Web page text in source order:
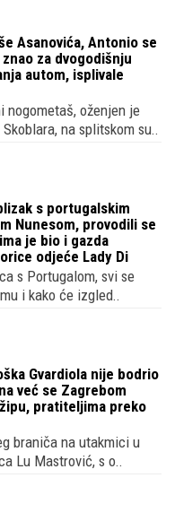
Asanovića, Antonio se
za dvogodišnju
autom, isplivale
nogometaš, oženjen je
na splitskom su..
s portugalskim
Nunesom, provodili se
je bio i gazda
odjeće Lady Di
s Portugalom, svi se
i kako će izgled..
Gvardiola nije bodrio
već se Zagrebom
pratiteljima preko
braniča na utakmici u
Lu Mastrović, s o..